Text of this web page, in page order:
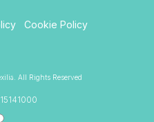
Cookie Policy
All Rights Reserved